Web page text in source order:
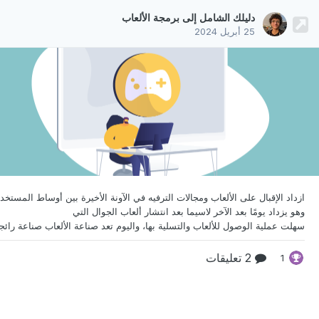
دليلك الشامل إلى برمجة الألعاب
25 أبريل 2024
ازداد الإقبال على الألعاب ومجالات الترفيه في الآونة الأخيرة بين أوساط
وهو يزداد يومًا بعد الآخر لاسيما بعد انتشار ألعاب الجوال التي
1